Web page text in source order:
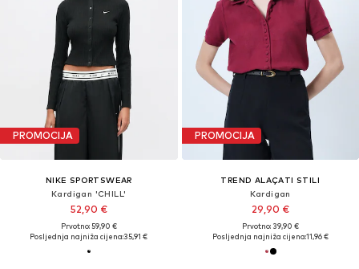
PROMOCIJA
NIKE SPORTSWEAR
Kardigan 'CHILL'
52,90 €
Prvotno: 59,90 €
Posljednja najniža cijena:35,91 €
PROMOCIJA
TREND ALAÇATI STILI
Kardigan
29,90 €
Prvotno: 39,90 €
Posljednja najniža cijena:11,96 €